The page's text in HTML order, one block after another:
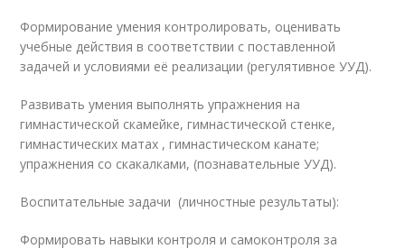
Формирование умения контролировать, оценивать
учебные действия в соответствии с поставленной
задачей и условиями её реализации (регулятивное УУД).
Развивать умения выполнять упражнения на
гимнастической скамейке, гимнастической стенке,
гимнастических матах , гимнастическом канате;
упражнения со скакалками, (познавательные УУД).
Воспитательные задачи (личностные результаты):
Формировать навыки контроля и самоконтроля за